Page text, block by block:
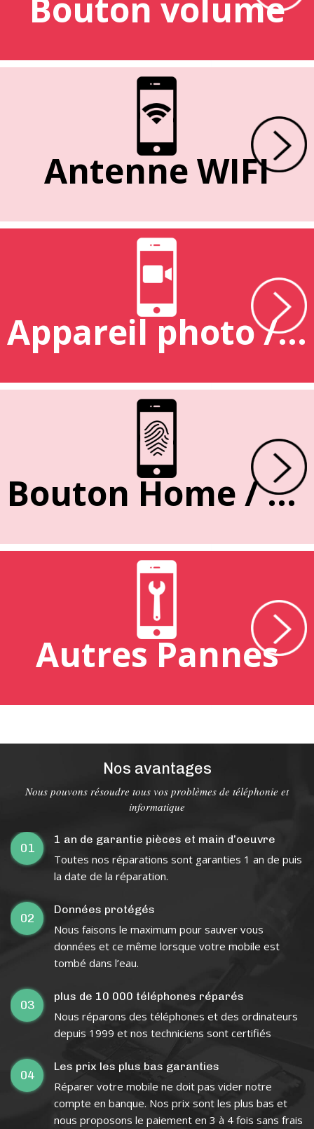
Bouton volume
Antenne WIFI
Appareil photo / caméra
Bouton Home / Empreinte
Autres Pannes
Nos avantages
Nous pouvons résoudre tous vos problèmes de téléphonie et
informatique
01
1 an de garantie pièces et main d’oeuvre
Toutes nos réparations sont garanties 1 an de puis
la date de la réparation.
02
Données protégés
Nous faisons le maximum pour sauver vous
données et ce même lorsque votre mobile est
tombé dans l’eau.
03
plus de 10 000 téléphones réparés
Nous réparons des téléphones et des ordinateurs
depuis 1999 et nos techniciens sont certifiés
04
Les prix les plus bas garanties
Réparer votre mobile ne doit pas vider notre
compte en banque. Nos prix sont les plus bas et
nous proposons le paiement en 3 à 4 fois sans frais